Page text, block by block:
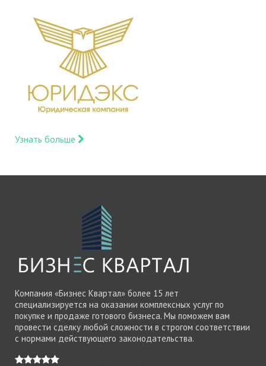
Узнать больше
Компания «Бизнес Квартал» более 15 лет
специализируется на оказании комплексных услуг по
покупке и продаже готового бизнеса. Мы поможем вам
провести сделку любой сложности в строгом соответствии
с нормами действующего законодательства.